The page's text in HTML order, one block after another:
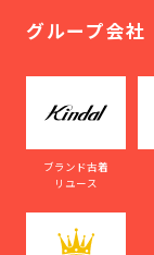
グループ会社
ブランド古着
リユース